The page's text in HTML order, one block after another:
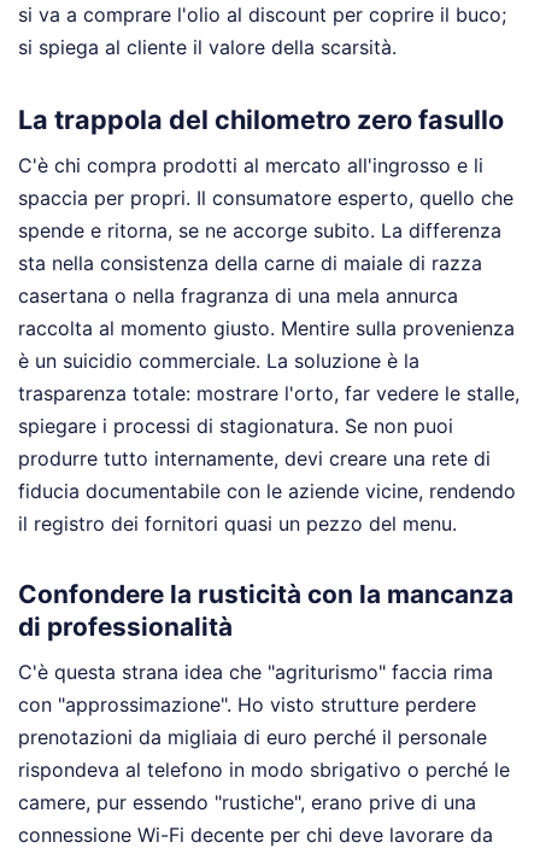
si va a comprare l'olio al discount per coprire il buco;
si spiega al cliente il valore della scarsità.
La trappola del chilometro zero fasullo
C'è chi compra prodotti al mercato all'ingrosso e li
spaccia per propri. Il consumatore esperto, quello che
spende e ritorna, se ne accorge subito. La differenza
sta nella consistenza della carne di maiale di razza
casertana o nella fragranza di una mela annurca
raccolta al momento giusto. Mentire sulla provenienza
è un suicidio commerciale. La soluzione è la
trasparenza totale: mostrare l'orto, far vedere le stalle,
spiegare i processi di stagionatura. Se non puoi
produrre tutto internamente, devi creare una rete di
fiducia documentabile con le aziende vicine, rendendo
il registro dei fornitori quasi un pezzo del menu.
Confondere la rusticità con la mancanza
di professionalità
C'è questa strana idea che "agriturismo" faccia rima
con "approssimazione". Ho visto strutture perdere
prenotazioni da migliaia di euro perché il personale
rispondeva al telefono in modo sbrigativo o perché le
camere, pur essendo "rustiche", erano prive di una
connessione Wi-Fi decente per chi deve lavorare da